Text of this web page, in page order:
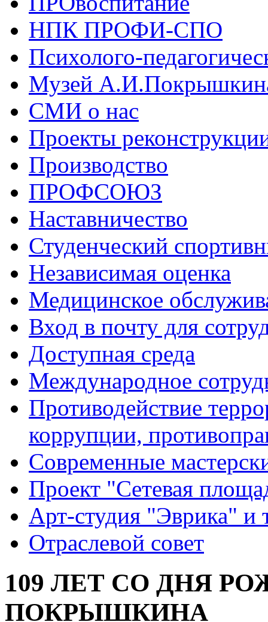
НПК ПРОФИ-СПО
Психолого-
Музей
СМИ о нас
Проекты
Производство
ПРОФСОЮЗ
Наставничество
Студенческий
Независимая оценка
Медицинское
Вход в почту для
Доступная среда
Международное
Противодействие
коррупции,
Современные
Проект "Сетевая
Арт-студия "Эврика" и
Отраслевой совет
109 ЛЕТ СО ДНЯ
ПОКРЫШКИНА